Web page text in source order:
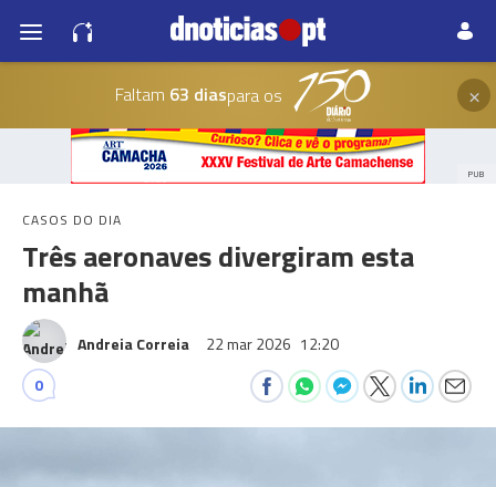
Faltam 63 diaspara os ×
PUB
CASOS DO DIA
Três aeronaves divergiram esta
manhã
Andreia Correia 22 mar 2026 12:20
0